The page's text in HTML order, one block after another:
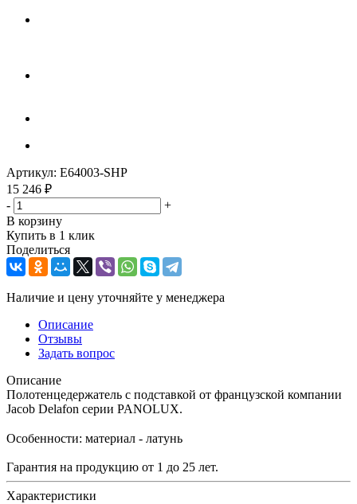
Артикул: E64003-SHP
15 246 ₽
-
+
В корзину
Купить в 1 клик
Поделиться
Наличие и цену уточняйте у менеджера
Описание
Отзывы
Задать вопрос
Описание
Полотенцедержатель с подставкой от французской компании
Jacob Delafon серии PANOLUX.
Особенности: материал - латунь
Гарантия на продукцию от 1 до 25 лет.
Характеристики